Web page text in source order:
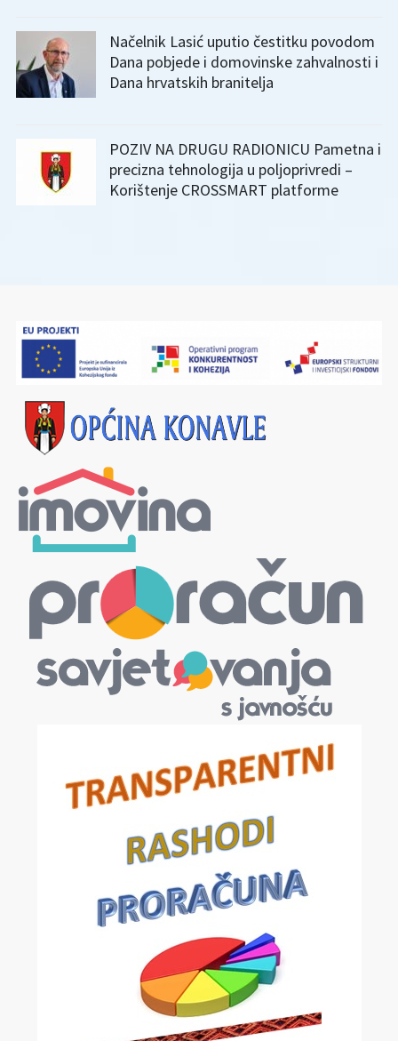
Načelnik Lasić uputio čestitku povodom
Dana pobjede i domovinske zahvalnosti i
Dana hrvatskih branitelja
POZIV NA DRUGU RADIONICU Pametna i
precizna tehnologija u poljoprivredi –
Korištenje CROSSMART platforme